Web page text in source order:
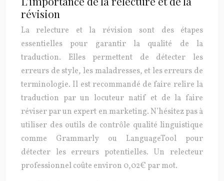
révision
La relecture et la révision sont des étapes
essentielles pour garantir la qualité de la
traduction. Elles permettent de détecter les
erreurs de style, les maladresses, et les erreurs de
terminologie. Il est recommandé de faire relire la
traduction par un locuteur natif et de la faire
réviser par un expert en marketing. N’hésitez pas à
utiliser des outils de contrôle qualité linguistique
comme Grammarly ou LanguageTool pour
détecter les erreurs potentielles. Un relecteur
professionnel coûte environ 0,02€ par mot.